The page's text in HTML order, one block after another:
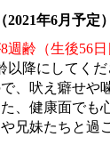
年6月予定）
齢（生後56日
降にしてく
、吠え癖せや
、健康面でも
兄妹たちと過